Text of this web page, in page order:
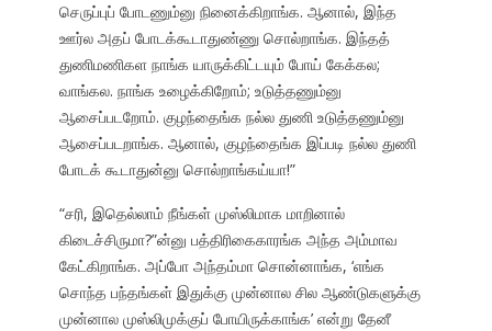
செருப்புப் போடணும்னு நினைக்கிறாங்க. ஆனால், இந்த
ஊர்ல அதப் போடக்கூடாதுண்ணு சொல்றாங்க. இந்தத்
துணிமணிகள நாங்க யாருக்கிட்டயும் போய் கேக்கல;
வாங்கல. நாங்க உழைக்கிறோம்; உடுத்தணும்னு
ஆசைப்படறோம். குழந்தைங்க நல்ல துணி உடுத்தணும்னு
ஆசைப்படறாங்க. ஆனால், குழந்தைங்க இப்படி நல்ல துணி
போடக் கூடாதுன்னு சொல்றாங்கய்யா!”
“சரி, இதெல்லாம் நீங்கள் முஸ்லிமாக மாறினால்
கிடைச்சிருமா?”ன்னு பத்திரிகைகாரங்க அந்த அம்மாவ
கேட்கிறாங்க. அப்போ அந்தம்மா சொன்னாங்க, ‘எங்க
சொந்த பந்தங்கள் இதுக்கு முன்னால சில ஆண்டுகளுக்கு
முன்னால முஸ்லிமுக்குப் போயிருக்காங்க’ என்று தேனீ